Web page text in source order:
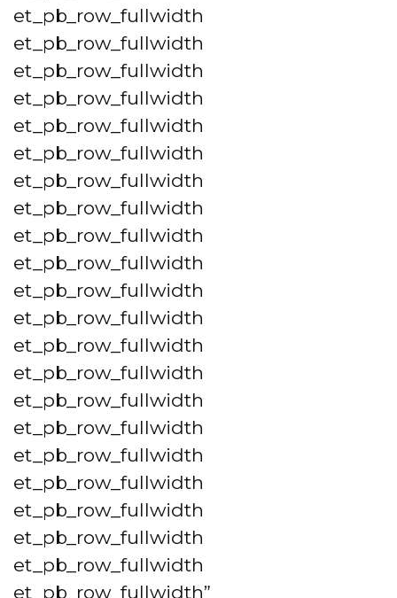
et_pb_row_fullwidth
et_pb_row_fullwidth
et_pb_row_fullwidth
et_pb_row_fullwidth
et_pb_row_fullwidth
et_pb_row_fullwidth
et_pb_row_fullwidth
et_pb_row_fullwidth
et_pb_row_fullwidth
et_pb_row_fullwidth
et_pb_row_fullwidth
et_pb_row_fullwidth
et_pb_row_fullwidth
et_pb_row_fullwidth
et_pb_row_fullwidth
et_pb_row_fullwidth
et_pb_row_fullwidth
et_pb_row_fullwidth
et_pb_row_fullwidth
et_pb_row_fullwidth
et_pb_row_fullwidth
et_pb_row_fullwidth”